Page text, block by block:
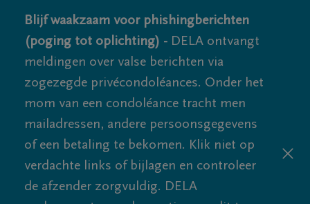
Blijf waakzaam voor phishingberichten
(poging tot oplichting) - DELA ontvangt
meldingen over valse berichten via
zogezegde privécondoléances. Onder het
mom van een condoléance tracht men
mailadressen, andere persoonsgegevens
of een betaling te bekomen. Klik niet op
verdachte links of bijlagen en controleer
de afzender zorgvuldig. DELA